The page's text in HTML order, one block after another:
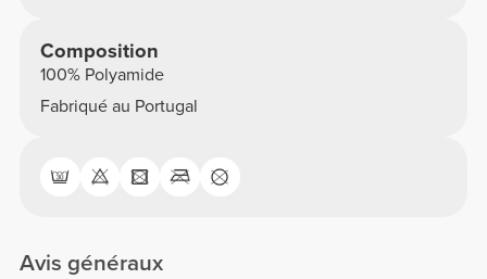
Composition
100% Polyamide
Fabriqué au Portugal
Avis généraux